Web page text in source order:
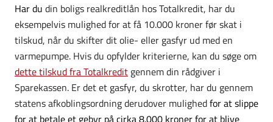
Har du din boligs realkreditlån hos Totalkredit, har du
eksempelvis mulighed for at få 10.000 kroner før skat i
tilskud, når du skifter dit olie- eller gasfyr ud med en
varmepumpe. Hvis du opfylder kriterierne, kan du søge om
dette tilskud fra Totalkredit gennem din rådgiver i
Sparekassen. Er det et gasfyr, du skrotter, har du gennem
statens afkoblingsordning derudover mulighedfor at slippe
for at betale et gebyr på cirka 8.000 kroner for at blive